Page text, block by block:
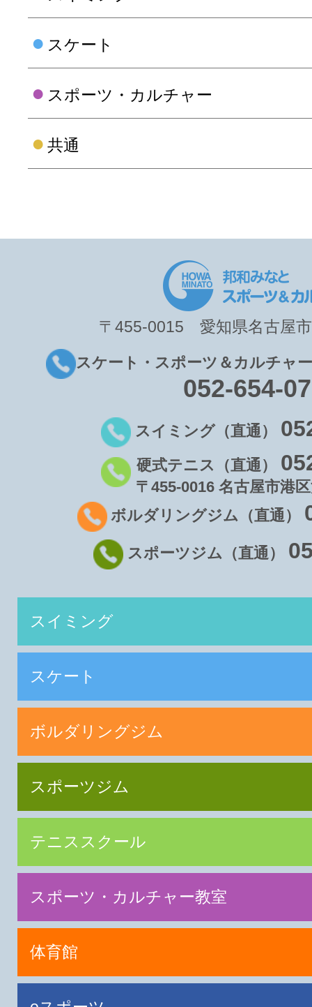
〒455-0015 愛知県名古屋
スケート・スポーツ＆カルチャ
052-654-
スイミング（直通）
硬式テニス（直通）
〒455-0016 名古屋市港
ボルダリングジム（直通）
スポーツジム（直通）
スイミング
スケート
ボルダリングジム
スポーツジム
テニススクール
スポーツ・カルチャー教室
体育館